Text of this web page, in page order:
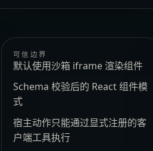
可信边界
默认使用沙箱 iframe 渲染组件
Schema 校验后的 React 组件模
式
宿主动作只能通过显式注册的客
户端工具执行